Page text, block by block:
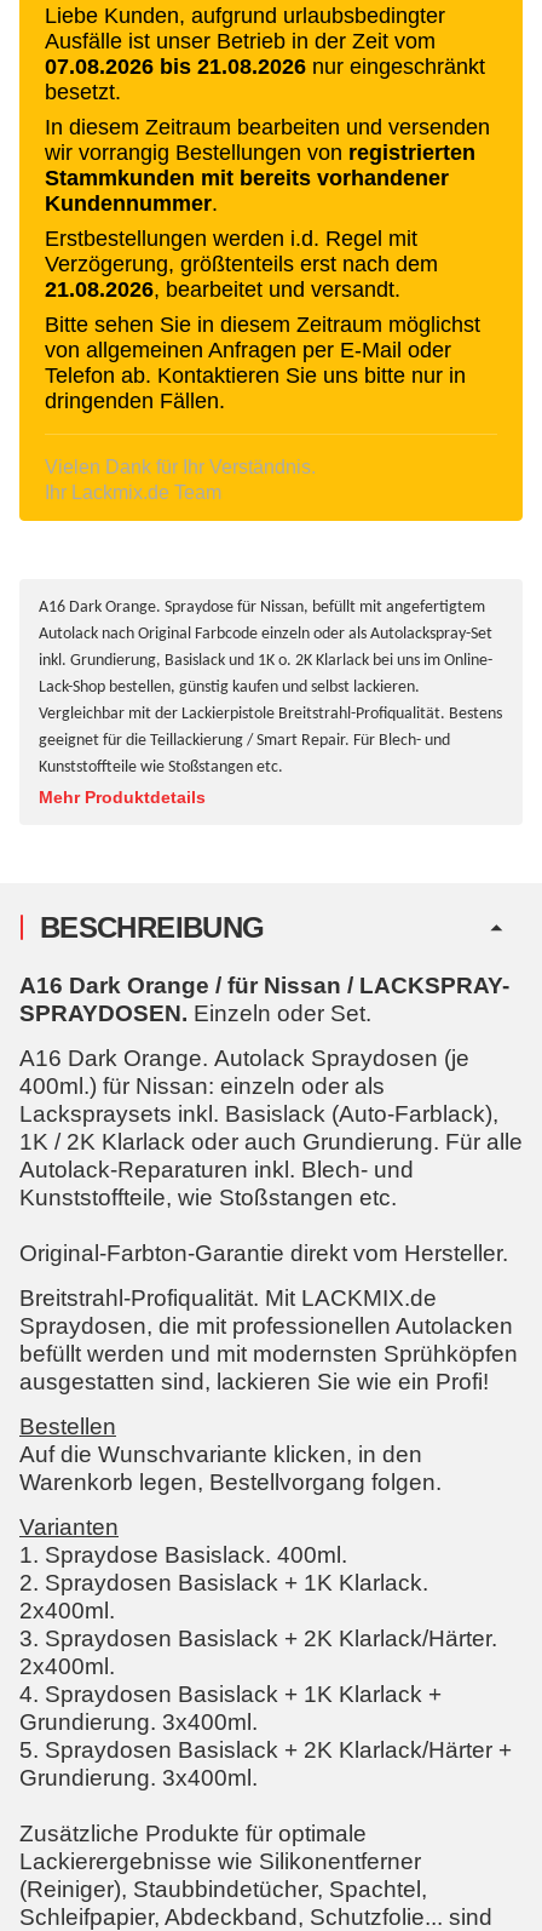
Liebe Kunden, aufgrund urlaubsbedingter
Ausfälle ist unser Betrieb in der Zeit vom
07.08.2026 bis 21.08.2026 nur eingeschränkt
besetzt.
In diesem Zeitraum bearbeiten und versenden
wir vorrangig Bestellungen von registrierten
Stammkunden mit bereits vorhandener
Kundennummer.
Erstbestellungen werden i.d. Regel mit
Verzögerung, größtenteils erst nach dem
21.08.2026, bearbeitet und versandt.
Bitte sehen Sie in diesem Zeitraum möglichst
von allgemeinen Anfragen per E-Mail oder
Telefon ab. Kontaktieren Sie uns bitte nur in
dringenden Fällen.
Vielen Dank für Ihr Verständnis.
Ihr Lackmix.de Team
A16 Dark Orange. Spraydose für Nissan, befüllt mit angefertigtem
Autolack nach Original Farbcode einzeln oder als Autolackspray-Set
inkl. Grundierung, Basislack und 1K o. 2K Klarlack bei uns im Online-
Lack-Shop bestellen, günstig kaufen und selbst lackieren.
Vergleichbar mit der Lackierpistole Breitstrahl-Profiqualität. Bestens
geeignet für die Teillackierung / Smart Repair. Für Blech- und
Kunststoffteile wie Stoßstangen etc.
Mehr Produktdetails
BESCHREIBUNG
A16 Dark Orange / für Nissan / LACKSPRAY-
SPRAYDOSEN. Einzeln oder Set.
A16 Dark Orange. Autolack Spraydosen (je
400ml.) für Nissan: einzeln oder als
Lackspraysets inkl. Basislack (Auto-Farblack),
1K / 2K Klarlack oder auch Grundierung. Für alle
Autolack-Reparaturen inkl. Blech- und
Kunststoffteile, wie Stoßstangen etc.
Original-Farbton-Garantie direkt vom Hersteller.
Breitstrahl-Profiqualität. Mit LACKMIX.de
Spraydosen, die mit professionellen Autolacken
befüllt werden und mit modernsten Sprühköpfen
ausgestatten sind, lackieren Sie wie ein Profi!
Bestellen
Auf die Wunschvariante klicken, in den
Warenkorb legen, Bestellvorgang folgen.
Varianten
1. Spraydose Basislack. 400ml.
2. Spraydosen Basislack + 1K Klarlack.
2x400ml.
3. Spraydosen Basislack + 2K Klarlack/Härter.
2x400ml.
4. Spraydosen Basislack + 1K Klarlack +
Grundierung. 3x400ml.
5. Spraydosen Basislack + 2K Klarlack/Härter +
Grundierung. 3x400ml.
Zusätzliche Produkte für optimale
Lackierergebnisse wie Silikonentferner
(Reiniger), Staubbindetücher, Spachtel,
Schleifpapier, Abdeckband, Schutzfolie... sind